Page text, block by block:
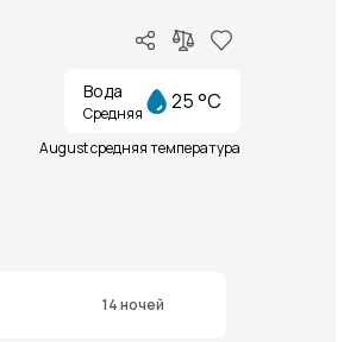
Вода
Средняя 25 °C
August средняя температура
14 ночей